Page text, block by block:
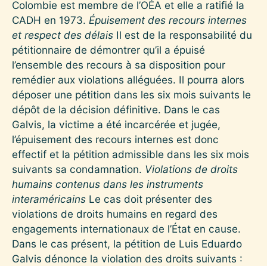
Colombie est membre de l’OÉA et elle a ratifié la
CADH en 1973. Épuisement des recours internes
et respect des délais Il est de la responsabilité du
pétitionnaire de démontrer qu’il a épuisé
l’ensemble des recours à sa disposition pour
remédier aux violations alléguées. Il pourra alors
déposer une pétition dans les six mois suivants le
dépôt de la décision définitive. Dans le cas
Galvis, la victime a été incarcérée et jugée,
l’épuisement des recours internes est donc
effectif et la pétition admissible dans les six mois
suivants sa condamnation. Violations de droits
humains contenus dans les instruments
interaméricains Le cas doit présenter des
violations de droits humains en regard des
engagements internationaux de l’État en cause.
Dans le cas présent, la pétition de Luis Eduardo
Galvis dénonce la violation des droits suivants :